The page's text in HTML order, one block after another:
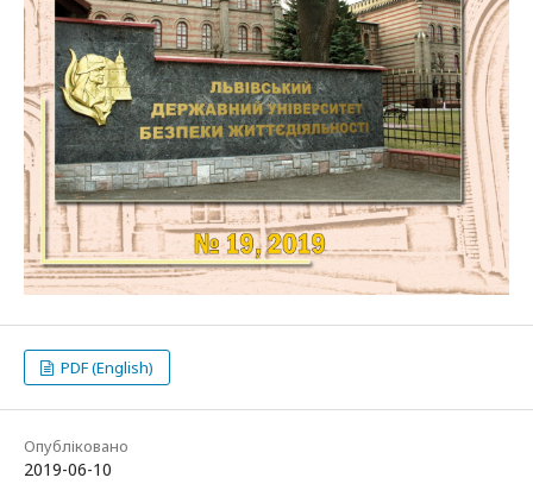
PDF (English)
Опубліковано
2019-06-10